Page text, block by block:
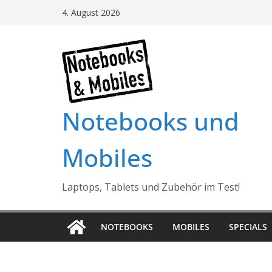
4. August 2026
Notebooks und
Mobiles
Laptops, Tablets und Zubehör im Test!
NOTEBOOKS MOBILES SPECIALS